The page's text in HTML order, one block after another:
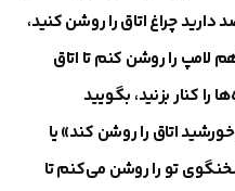
چراغ اتاق را روشن کنید،
لامپ را روشن کنم تا اتاق
کنار بزنید، بگویید
اتاق را روشن کند» یا
تو را روشن می‌کنم تا